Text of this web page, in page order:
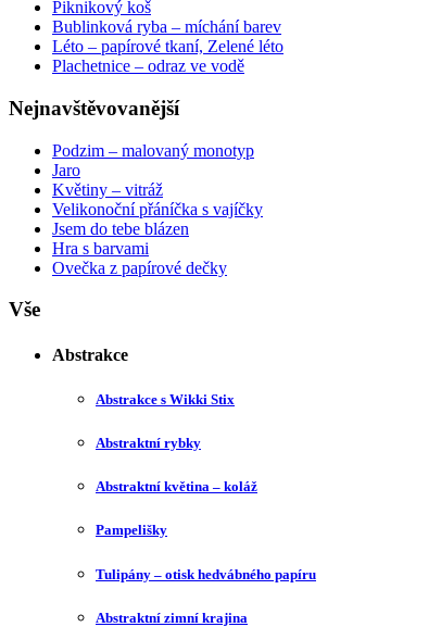
Piknikový koš
Bublinková ryba – míchání barev
Léto – papírové tkaní, Zelené léto
Plachetnice – odraz ve vodě
Nejnavštěvovanější
Podzim – malovaný monotyp
Jaro
Květiny – vitráž
Velikonoční přáníčka s vajíčky
Jsem do tebe blázen
Hra s barvami
Ovečka z papírové dečky
Vše
Abstrakce
Abstrakce s Wikki Stix
Abstraktní rybky
Abstraktní květina – koláž
Pampelišky
Tulipány – otisk hedvábného papíru
Abstraktní zimní krajina